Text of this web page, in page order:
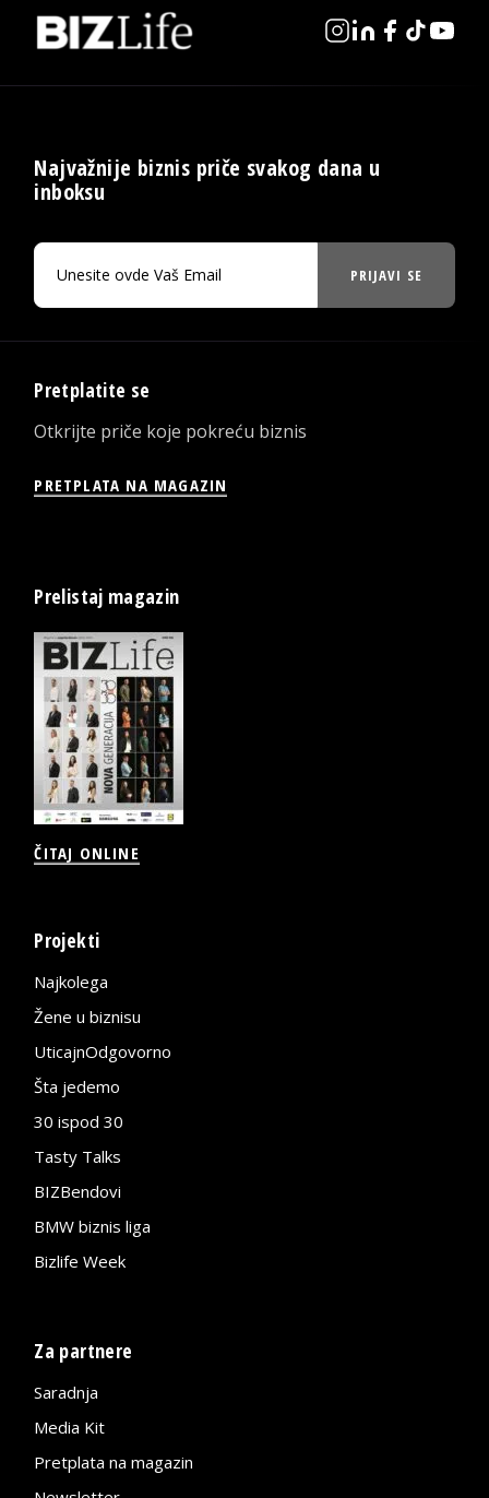
Najvažnije biznis priče svakog dana u
inboksu
PRIJAVI SE
Pretplatite se
Otkrijte priče koje pokreću biznis
PRETPLATA NA MAGAZIN
Prelistaj magazin
ČITAJ ONLINE
Projekti
Najkolega
Žene u biznisu
UticajnOdgovorno
Šta jedemo
30 ispod 30
Tasty Talks
BIZBendovi
BMW biznis liga
Bizlife Week
Za partnere
Saradnja
Media Kit
Pretplata na magazin